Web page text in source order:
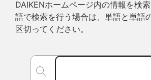
DAIKENホームページ内の情報を検
語で検索を行う場合は、単語と単語
区切ってください。